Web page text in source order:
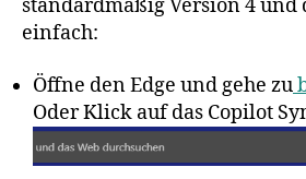
standardmäßig Version 4 und
einfach:
Öffne den Edge und gehe zu
Oder Klick auf das Copilot